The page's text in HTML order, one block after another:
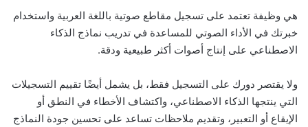
هي وظيفة تعتمد على تسجيل مقاطع صوتية باللغة العربية واستخدام
خبرتك في الأداء الصوتي للمساعدة في تدريب نماذج الذكاء
الاصطناعي على إنتاج أصوات أكثر طبيعية ودقة.
ولا يقتصر دورك على التسجيل فقط، بل يشمل أيضًا تقييم التسجيلات
التي ينتجها الذكاء الاصطناعي، واكتشاف الأخطاء في النطق أو
الإيقاع أو التعبير، وتقديم ملاحظات تساعد على تحسين جودة النماذج